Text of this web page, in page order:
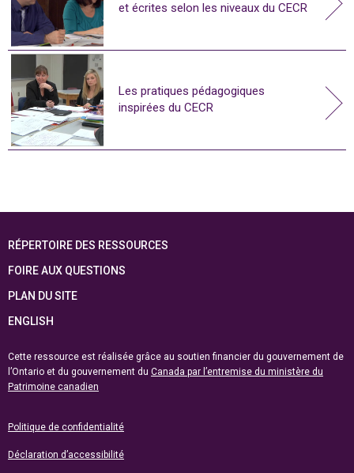
et écrites selon les niveaux du CECR
Les pratiques pédagogiques
inspirées du CECR
RÉPERTOIRE DES RESSOURCES
FOIRE AUX QUESTIONS
PLAN DU SITE
ENGLISH
Cette ressource est réalisée grâce au soutien financier du gouvernement de
l’Ontario et du gouvernement du Canada par l’entremise du ministère du
Patrimoine canadien
Politique de confidentialité
Déclaration d’accessibilité